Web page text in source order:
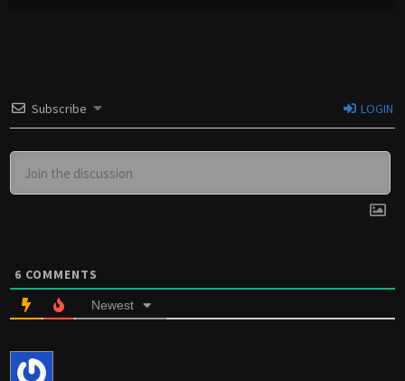
Subscribe LOGIN
6 COMMENTS
Newest